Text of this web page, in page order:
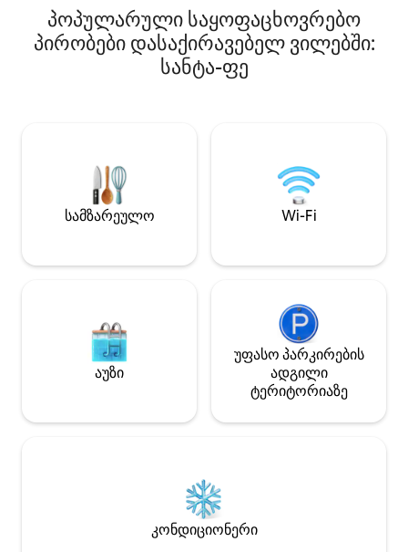
რომლებიც გთავაზობთ მდიდრულ
განმარტოებას. Მოხერხებულად
მდებარეობს ცენტრში სანტა-ფეში,
თქვენი ცქრიალა სამხრეთ-
დასავლეთი დასვენება შედგება
(განყოფილება 76 - სანტა-რიტა).
Მომხიბლავი დეტალები მოიცავს
ტერაკოტის იატაკს და სხივების ჭერს.
Შეშა უზრუნველყოფილია თქვენი
სართულიანი საცხოვრებელი,
ლამაზად განახლებული Zona Rosa
მოდური Railyard-ის რაიონიდან.
***გთხოვთ გაითვალისწინოთ, რომ თუ
უფრო დიდ ჯგუფთან ერთად
მოგზაურობთ, გირჩევთ, იქირაოთ
დამატებითი მიმდებარე ან ერთი სხვა
ობიექტი ახლა იმართება და
და არა ადგილზე მართვის კომპანიის
მეშვეობით.** Სან-ანტონიო
მდებარეობს პირველ სართულზე, ეს
კონდომინიუმი ექვს სტუმარს იტევს.
საქართველოს
ყველა ცენტრში
შესთავაზოს.
მოგზაურობთ
ერთად,
დამატებითი
ობიექტი ახლა
და არა ადგილზე
მეშვეობით.***
სივრცე
დასავლეთით
სივრცეში,
გასაშლელი
ტელევიზორით
პოპულარული საყოფაცხოვრებო
პირობები დასაქირავებელ ვილებში:
სანტა-ფე
სამზარეულო Wi-Fi
აუზი
უფასო პარკირების
ადგილი
ტერიტორიაზე
კონდიციონერი